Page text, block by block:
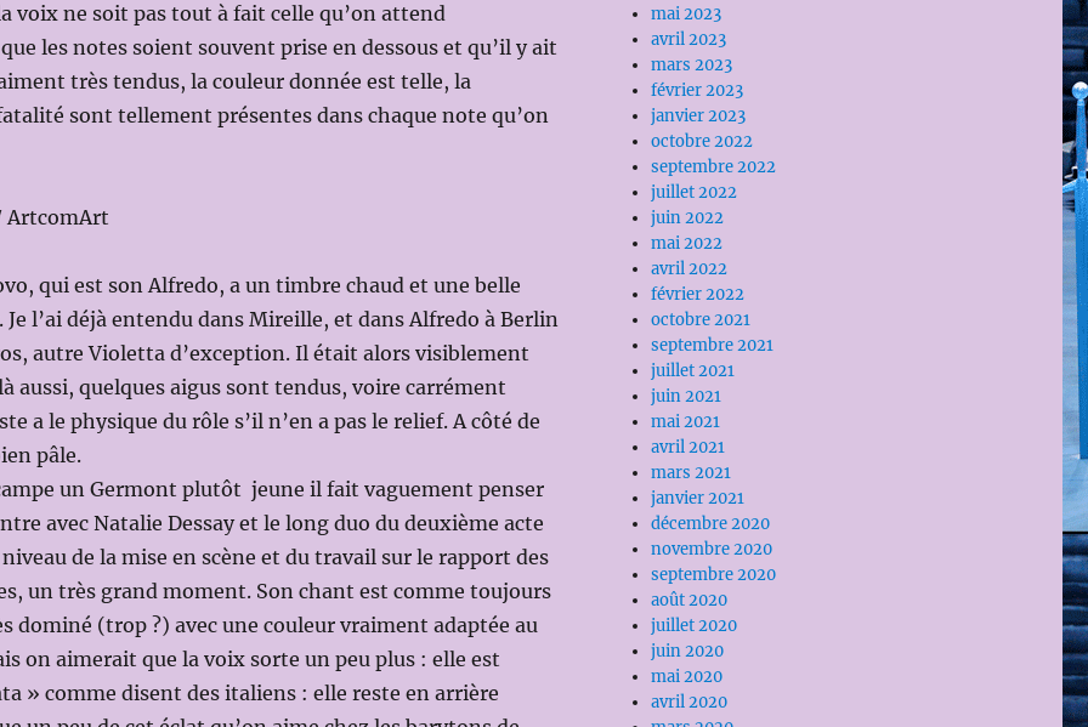
voix ne soit pas tout à fait celle qu’on attend
les notes soient souvent prise en dessous et qu’il y ait
très tendus, la couleur donnée est telle, la
sont tellement présentes dans chaque note qu’on
ArtcomArt
qui est son Alfredo, a un timbre chaud et une belle
l’ai déjà entendu dans Mireille, et dans Alfredo à Berlin
autre Violetta d’exception. Il était alors visiblement
aussi, quelques aigus sont tendus, voire carrément
a le physique du rôle s’il n’en a pas le relief. A côté de
pâle.
un Germont plutôt jeune il fait vaguement penser
avec Natalie Dessay et le long duo du deuxième acte
de la mise en scène et du travail sur le rapport des
un très grand moment. Son chant est comme toujours
dominé (trop ?) avec une couleur vraiment adaptée au
on aimerait que la voix sorte un peu plus : elle est
» comme disent des italiens : elle reste en arrière
mai 2023
avril 2023
mars 2023
février 2023
janvier 2023
octobre 2022
septembre 2022
juillet 2022
juin 2022
mai 2022
avril 2022
février 2022
octobre 2021
septembre 2021
juillet 2021
juin 2021
mai 2021
avril 2021
mars 2021
janvier 2021
décembre 2020
novembre 2020
septembre 2020
août 2020
juillet 2020
juin 2020
mai 2020
avril 2020